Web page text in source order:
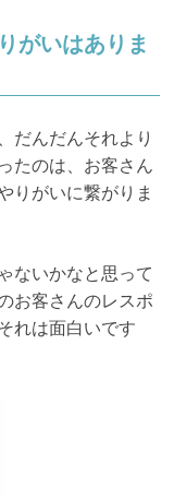
がいはありま
だんだんそれより
たのは、お客さん
りがいに繋がりま
ないかなと思って
お客さんのレスポ
れは面白いです